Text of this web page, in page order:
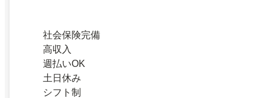
社会保険完備
高収入
週払いOK
土日休み
シフト制